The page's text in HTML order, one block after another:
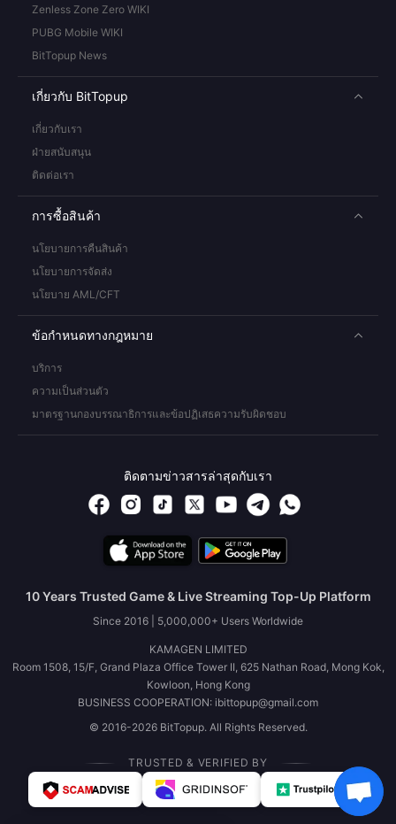
Zenless Zone Zero WIKI
PUBG Mobile WIKI
BitTopup News
เกี่ยวกับ BitTopup
เกี่ยวกับเรา
ฝ่ายสนับสนุน
ติดต่อเรา
การซื้อสินค้า
นโยบายการคืนสินค้า
นโยบายการจัดส่ง
นโยบาย AML/CFT
ข้อกำหนดทางกฎหมาย
บริการ
ความเป็นส่วนตัว
มาตรฐานกองบรรณาธิการและข้อปฏิเสธความรับผิดชอบ
ติดตามข่าวสารล่าสุดกับเรา
10 Years Trusted Game & Live Streaming Top-Up Platform
Since 2016 | 5,000,000+ Users Worldwide
KAMAGEN LIMITED
Room 1508, 15/F, Grand Plaza Office Tower II, 625 Nathan Road, Mong Kok,
Kowloon, Hong Kong
BUSINESS COOPERATION: ibittopup@gmail.com
© 2016-2026 BitTopup. All Rights Reserved.
TRUSTED & VERIFIED BY